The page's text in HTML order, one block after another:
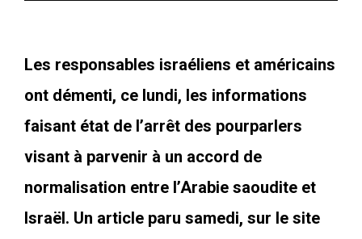
Les responsables israéliens et américains
ont démenti, ce lundi, les informations
faisant état de l’arrêt des pourparlers
visant à parvenir à un accord de
normalisation entre l’Arabie saoudite et
Israël. Un article paru samedi, sur le site